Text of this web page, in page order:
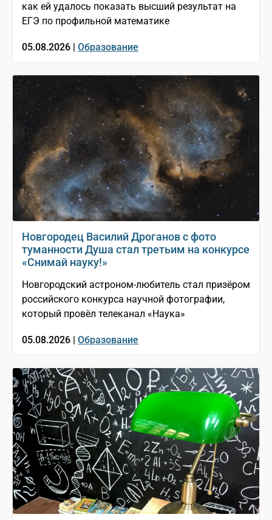
как ей удалось показать высший результат на
ЕГЭ по профильной математике
05.08.2026 | Образование
Новгородец Василий Дроганов с фото
туманности Душа стал третьим на конкурсе
«Снимай науку!»
Новгородский астроном-любитель стал призёром
российского конкурса научной фотографии,
который провёл телеканал «Наука»
05.08.2026 | Образование